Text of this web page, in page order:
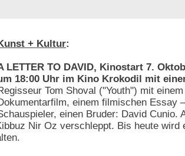
+ Kultur:
LETTER TO DAVID, Kinostart 7.
18:00 Uhr im Kino Krokodil mit
Tom Shoval ("Youth") mit
einem filmischen Essay
einen Bruder: David Cunio.
Nir Oz verschleppt. Bis heute wird